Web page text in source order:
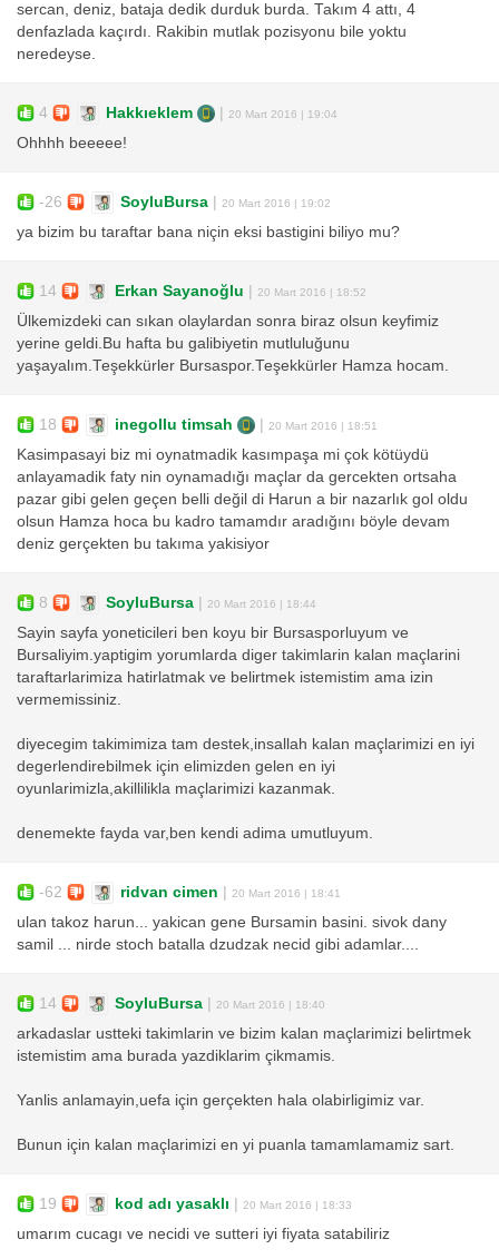
sercan, deniz, bataja dedik durduk burda. Takım 4 attı, 4
denfazlada kaçırdı. Rakibin mutlak pozisyonu bile yoktu
neredeyse.
4 Hakkıeklem | 20 Mart 2016 | 19:04
Ohhhh beeeee!
-26 SoyluBursa | 20 Mart 2016 | 19:02
ya bizim bu taraftar bana niçin eksi bastigini biliyo mu?
14 Erkan Sayanoğlu | 20 Mart 2016 | 18:52
Ülkemizdeki can sıkan olaylardan sonra biraz olsun keyfimiz
yerine geldi.Bu hafta bu galibiyetin mutluluğunu
yaşayalım.Teşekkürler Bursaspor.Teşekkürler Hamza hocam.
18 inegollu timsah | 20 Mart 2016 | 18:51
Kasimpasayi biz mi oynatmadik kasımpaşa mi çok kötüydü
anlayamadik faty nin oynamadığı maçlar da gercekten ortsaha
pazar gibi gelen geçen belli değil di Harun a bir nazarlık gol oldu
olsun Hamza hoca bu kadro tamamdır aradığını böyle devam
deniz gerçekten bu takıma yakisiyor
8 SoyluBursa | 20 Mart 2016 | 18:44
Sayin sayfa yoneticileri ben koyu bir Bursasporluyum ve
Bursaliyim.yaptigim yorumlarda diger takimlarin kalan maçlarini
taraftarlarimiza hatirlatmak ve belirtmek istemistim ama izin
vermemissiniz.
diyecegim takimimiza tam destek,insallah kalan maçlarimizi en iyi
degerlendirebilmek için elimizden gelen en iyi
oyunlarimizla,akillilikla maçlarimizi kazanmak.
denemekte fayda var,ben kendi adima umutluyum.
-62 ridvan cimen | 20 Mart 2016 | 18:41
ulan takoz harun... yakican gene Bursamin basini. sivok dany
samil ... nirde stoch batalla dzudzak necid gibi adamlar....
14 SoyluBursa | 20 Mart 2016 | 18:40
arkadaslar ustteki takimlarin ve bizim kalan maçlarimizi belirtmek
istemistim ama burada yazdiklarim çikmamis.
Yanlis anlamayin,uefa için gerçekten hala olabirligimiz var.
Bunun için kalan maçlarimizi en yi puanla tamamlamamiz sart.
19 kod adı yasaklı | 20 Mart 2016 | 18:33
umarım cucagı ve necidi ve sutteri iyi fiyata satabiliriz